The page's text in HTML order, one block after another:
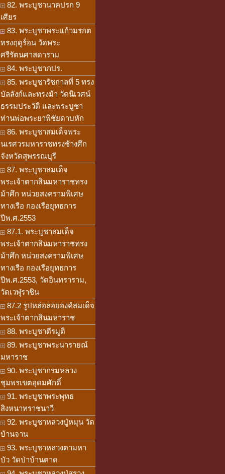
82. พระบูชานาคปรก 9
เศียร
83. พระบูชาพระแก้วมรกต
ทรงฤดูร้่อน วัดพระ
ศรีรัตนศาสดาราม
84. พระบูชาภปร.
85. พระบูชารัชกาลที่ 5 ทรง
บัลลังก์และทรงม้า วัดนิเวศน์
ธรรมประวัติ และพระบูชา
ท่านพ่อพระยาพิชัยดาบหัก
86. พระบูชาสมเด็จพระ
นเรศวรมหาราชทรงช้างศึก
จังหวัดสุพรรณบุรี
87. พระบูชาสมเด็จ
พระเจ้าตากสินมหาราชทรง
ม้าศึก หน่วยสงครามพิเศษ
ทางเรือ กองเรือยุทธการ
ปีพ.ศ.2553
87.1. พระบูชาสมเด็จ
พระเจ้าตากสินมหาราชทรง
ม้าศึก หน่วยสงครามพิเศษ
ทางเรือ กองเรือยุทธการ
ปีพ.ศ.2553, วัดอินทราราม,
วัดเวฬุราชิน
87.2 รูปหล่อลอยองค์สมเด็จ
พระเจ้าตากสินมหาราช
88. พระบูชาตีรมูติ
89. พระบูชาพระนารายณ์
มหาราช
90. พระบูชากรมหลวง
ชุมพรเขตอุดมศักดิ์
91. พระบูชาพระพุทธ
สิงหนาทราชนาวี
92. พระบูชาหลวงปู่หมุน วัด
บ้านจาน
93. พระบูชาหลวงตามหา
บัว วัดป่าบ้านตาด